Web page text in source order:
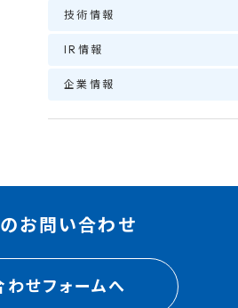
技術情報
IR情報
企業情報
お問い合わせ
わせフォームへ